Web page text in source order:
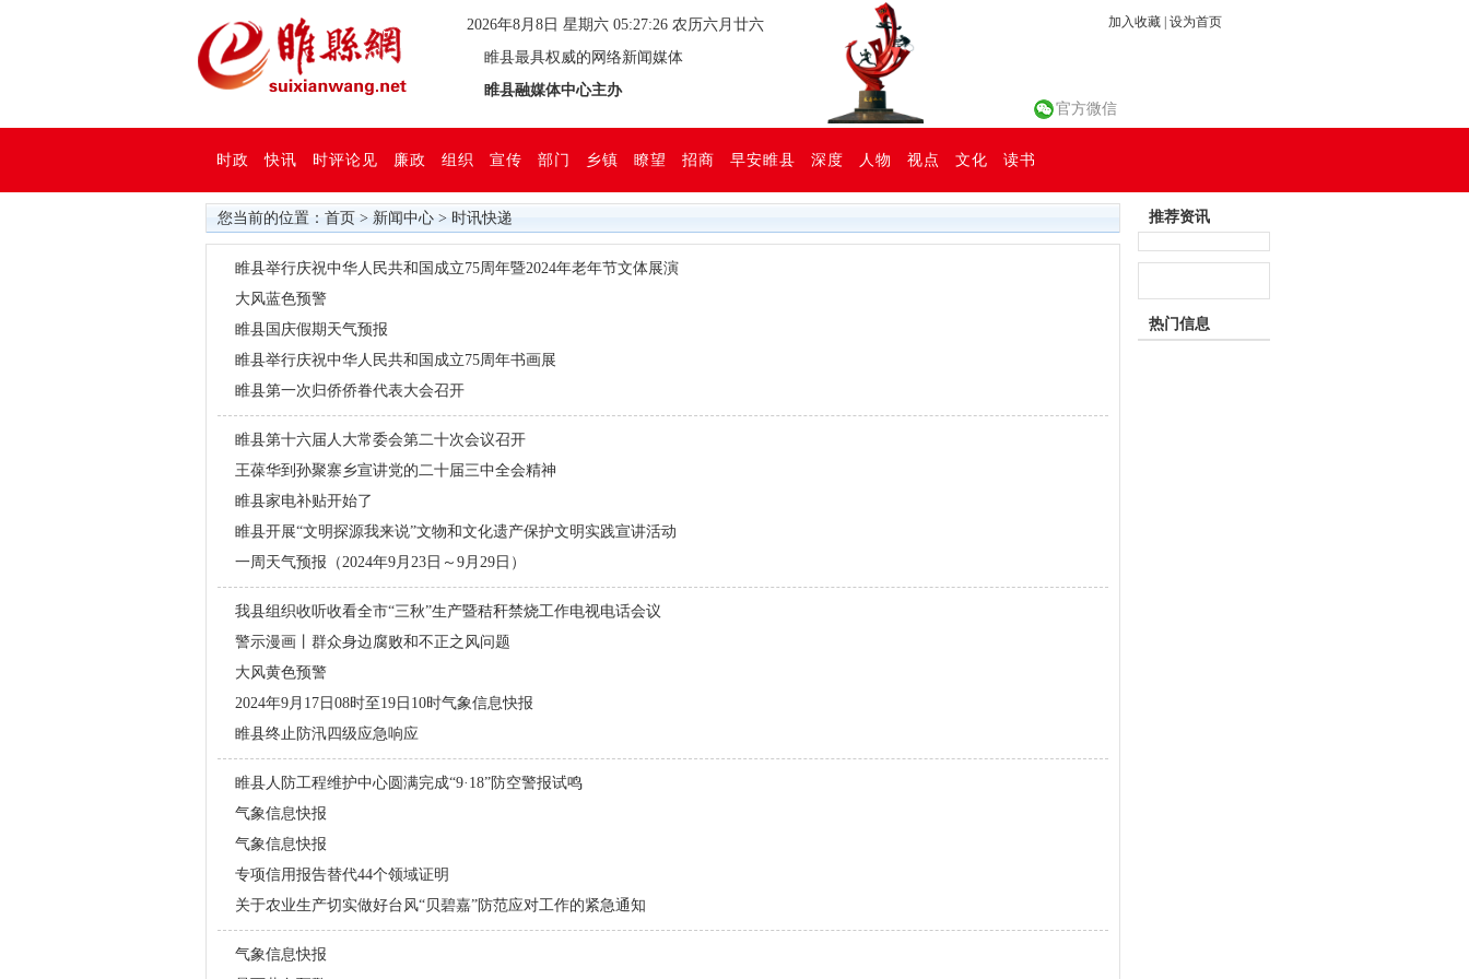
2026年8月8日 星期六 05:27:26 农历六月廿六
睢县最具权威的网络新闻媒体
睢县融媒体中心主办
加入收藏 设为首页
官方微信
时政 快讯 时评论见 廉政 组织 宣传 部门 乡镇 瞭望 招商 早安睢县 深度 人物 视点 文化 读书
您当前的位置： 首页 > 新闻中心 > 时讯快递
睢县举行庆祝中华人民共和国成立75周年暨2024年老年节文体展演
大风蓝色预警
睢县国庆假期天气预报
睢县举行庆祝中华人民共和国成立75周年书画展
睢县第一次归侨侨眷代表大会召开
睢县第十六届人大常委会第二十次会议召开
王葆华到孙聚寨乡宣讲党的二十届三中全会精神
睢县家电补贴开始了
睢县开展“文明探源我来说”文物和文化遗产保护文明实践宣讲活动
一周天气预报（2024年9月23日～9月29日）
我县组织收听收看全市“三秋”生产暨秸秆禁烧工作电视电话会议
警示漫画丨群众身边腐败和不正之风问题
大风黄色预警
2024年9月17日08时至19日10时气象信息快报
睢县终止防汛四级应急响应
睢县人防工程维护中心圆满完成“9·18”防空警报试鸣
气象信息快报
气象信息快报
专项信用报告替代44个领域证明
关于农业生产切实做好台风“贝碧嘉”防范应对工作的紧急通知
气象信息快报
推荐资讯
热门信息